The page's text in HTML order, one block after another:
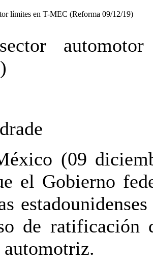
límites en T-MEC (Reforma 09/12/19)
(09
el Gobierno
de ratificación